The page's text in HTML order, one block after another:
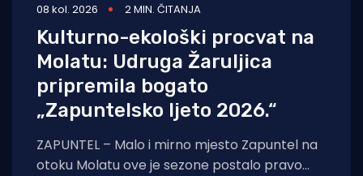
08 kol. 2026 2 MIN. ČITANJA
Kulturno-ekološki procvat na
Molatu: Udruga Žaruljica
pripremila bogato
„Zapuntelsko ljeto 2026.“
ZAPUNTEL – Malo i mirno mjesto Zapuntel na
otoku Molatu ove je sezone postalo pravo